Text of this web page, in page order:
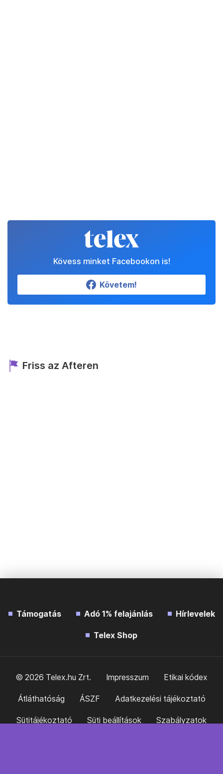
Kövess minket Facebookon is!
Követem!
Friss az Afteren
Támogatás Adó 1% felajánlás Hírlevelek
Telex Shop
© 2026 Telex.hu Zrt. Impresszum Etikai kódex
Átláthatóság ÁSZF Adatkezelési tájékoztató
Sütitájékoztató Süti beállítások Szabályzatok